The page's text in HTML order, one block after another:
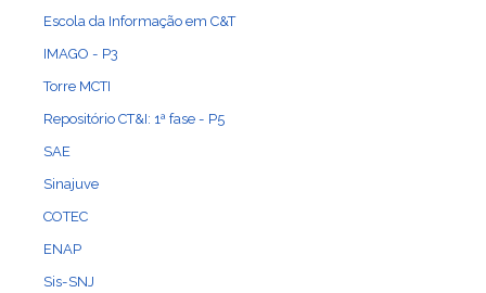
Escola da Informação em C&T
IMAGO - P3
Torre MCTI
Repositório CT&I: 1ª fase - P5
SAE
Sinajuve
COTEC
ENAP
Sis-SNJ